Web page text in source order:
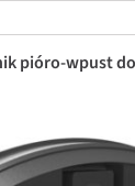
pióro-wpust